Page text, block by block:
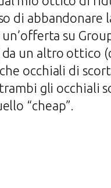
di
su
un altro ottico
occhiali di
gli occhiali
“cheap”.